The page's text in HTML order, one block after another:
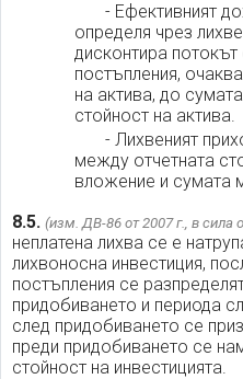
- Ефективният
определя чрез
дисконтира
постъпления,
на актива, до
стойност на актива.
- Лихвеният
между отчетната
вложение и сумата
8.5. (изм. ДВ-86 от 2007 г., в сила
неплатена лихва се е
лихвоносна инвестиция,
постъпления се
придобиването и периода
след придобиването се
преди придобиването се
стойност на инвестицията.